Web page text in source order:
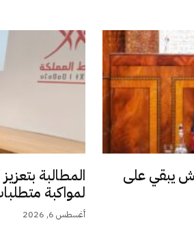
2027: أخنوش يبقي على المطالبة
لمواكبة
أغسطس 6, 2026